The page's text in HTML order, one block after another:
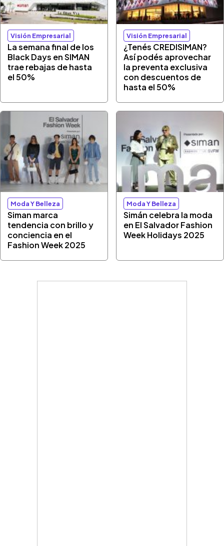
Visión Empresarial
La semana final de los
Black Days en SIMAN
trae rebajas de hasta
el 50%
Visión Empresarial
¿Tenés CREDISIMAN?
Así podés aprovechar
la preventa exclusiva
con descuentos de
hasta el 50%
Moda Y Belleza
Siman marca
tendencia con brillo y
conciencia en el
Fashion Week 2025
Moda Y Belleza
Simán celebra la moda
en El Salvador Fashion
Week Holidays 2025